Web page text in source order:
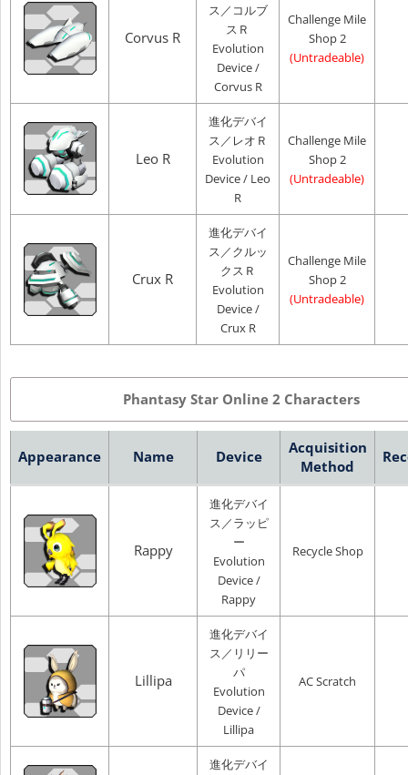
Corvus R
ス／コルブ
スＲ
Evolution
Device /
Corvus R
Challenge Mile
Shop 2
(Untradeable)
Leo R
進化デバイ
ス／レオＲ
Evolution
Device / Leo
R
Challenge Mile
Shop 2
(Untradeable)
Crux R
進化デバイ
ス／クルッ
クスＲ
Evolution
Device /
Crux R
Challenge Mile
Shop 2
(Untradeable)
Phantasy Star Online 2 Characters
Appearance Name Device
Acquisition
Method
Rappy
進化デバイ
ス／ラッピ
ー
Evolution
Device /
Rappy
Recycle Shop
Lillipa
進化デバイ
ス／リリー
パ
Evolution
Device /
Lillipa
AC Scratch
進化デバイ